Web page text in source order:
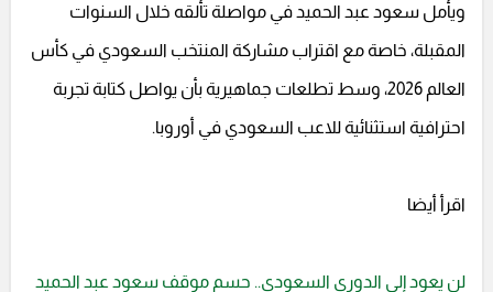
ويأمل سعود عبد الحميد في مواصلة تألقه خلال السنوات
المقبلة، خاصة مع اقتراب مشاركة المنتخب السعودي في كأس
العالم 2026، وسط تطلعات جماهيرية بأن يواصل كتابة تجربة
احترافية استثنائية للاعب السعودي في أوروبا.
اقرأ أيضا
لن يعود إلى الدوري السعودي.. حسم موقف سعود عبد الحميد